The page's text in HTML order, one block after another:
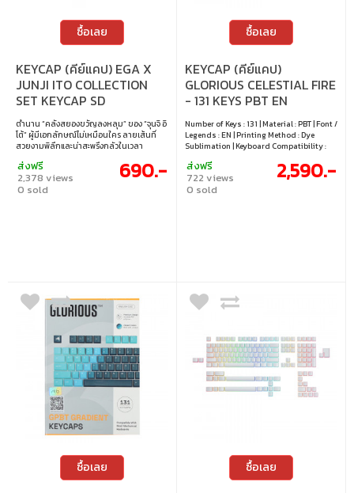
ซื้อเลย
KEYCAP (คีย์แคป) EGA X
JUNJI ITO COLLECTION
SET KEYCAP SD
ตำนาน “คลังสยองขวัญลงหลุม” ของ “จุนจิ อิ
โต้” ผู้มีเอกลักษณ์ไม่เหมือนใคร ลายเส้นที่
สวยงามพิลึกและน่าสะพรึงกลัวในเวลา
เฉพาะ คัดสรรคาแรกเตอร์ที่โด่งดังของผู้ที่ชื่น
ชอบมังงะสุดโต่งเรื่องนี้ ให้ชาวเกมเมอร์ได้เก็บ
สะสมเป็นคอลเลกชั่นพิเศษ
ส่งฟรี
2,378 views
0 sold
690.-
ซื้อเลย
KEYCAP (คีย์แคป)
GLORIOUS CELESTIAL FIRE
- 131 KEYS PBT EN
Number of Keys : 131 | Material : PBT | Font /
Legends : EN | Printing Method : Dye
Sublimation | Keyboard Compatibility :
| Layout : ANSI / ISO | Switch Support : MX
Style (+)
ส่งฟรี
722 views
0 sold
2,590.-
ซื้อเลย ซื้อเลย